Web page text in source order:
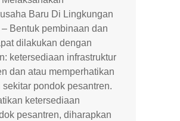
Baru Di Lingkungan
Bentuk pembinaan dan
dilakukan dengan
ketersediaan infrastruktur
dan atau memperhatikan
pondok pesantren.
ketersediaan
pesantren, diharapkan